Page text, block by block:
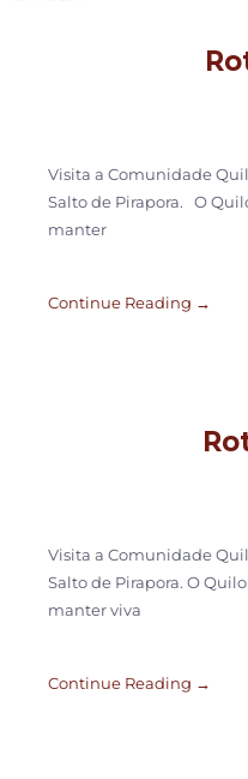
Visita a Comunidade
Salto de Pirapora. O
manter
Continue Reading →
Visita a Comunidade
Salto de Pirapora. O
manter viva
Continue Reading →